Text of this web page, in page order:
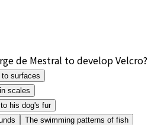
de Mestral to develop Velcro?
surfaces
scales
his dog's fur
The swimming patterns of fish